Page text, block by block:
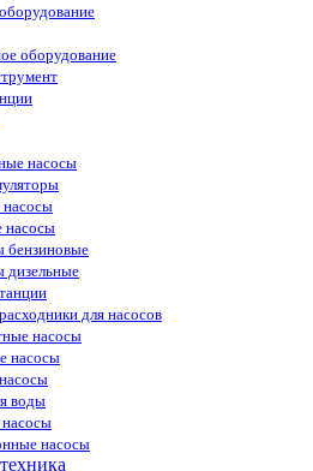
оборудование
насосы
насосы
для насосов
насосы
насосы
воды
насосы